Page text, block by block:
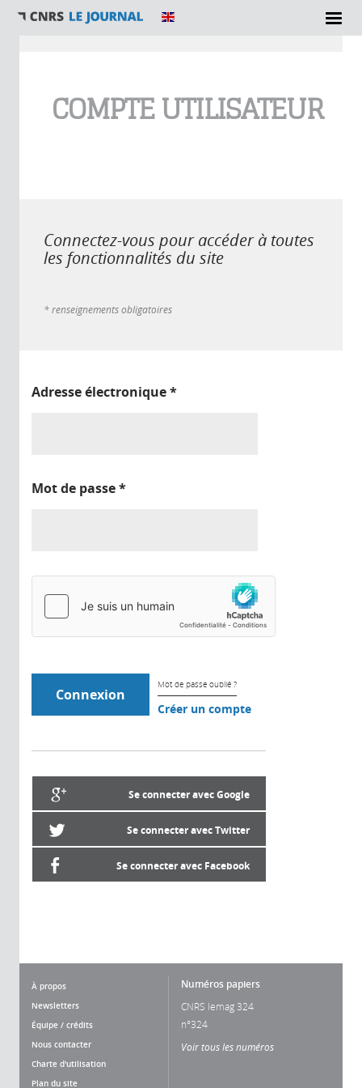
COMPTE UTILISATEUR
Connectez-vous pour accéder à toutes
les fonctionnalités du site
* renseignements obligatoires
Adresse électronique*
Mot de passe*
Mot de passe oublié ?
Créer un compte
Se connecter avec Google
Se connecter avec Twitter
Se connecter avec Facebook
À propos
Newsletters
Équipe / crédits
Nous contacter
Charte d'utilisation
Plan du site
Numéros papiers
CNRS lemag 324
n°324
Voir tous les numéros